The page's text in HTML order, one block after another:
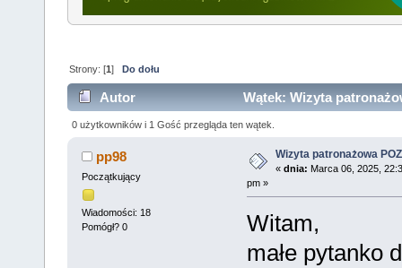
Strony: [1] Do dołu
Autor Wątek: Wizyta
0 użytkowników i 1 Gość przegląda ten wątek.
pp98
Początkujący
Wiadomości: 18
Pomógł? 0
Wizyta patronażowa POZ
« dnia: Marca 06, 2025,
pm »
Witam,
małe pytanko